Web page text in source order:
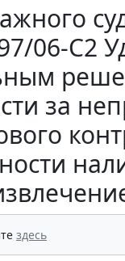
06-С2
за
здесь